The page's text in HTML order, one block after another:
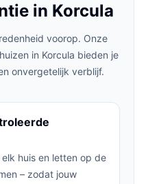
in Korcula
voorop. Onze
in Korcula bieden je
onvergetelijk verblijf.
huis en letten op de
– zodat jouw